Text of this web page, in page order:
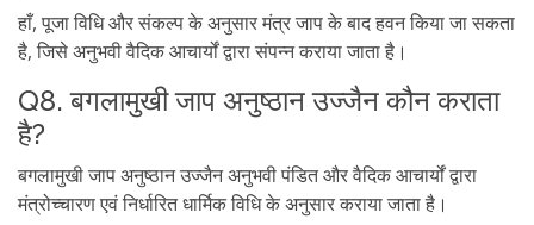
हाँ, पूजा विधि और संकल्प के अनुसार मंत्र जाप के बाद हवन किया जा सकता
है, जिसे अनुभवी वैदिक आचार्यों द्वारा संपन्न कराया जाता है।
Q8. बगलामुखी जाप अनुष्ठान उज्जैन कौन कराता
है?
बगलामुखी जाप अनुष्ठान उज्जैन अनुभवी पंडित और वैदिक आचार्यों द्वारा
मंत्रोच्चारण एवं निर्धारित धार्मिक विधि के अनुसार कराया जाता है।